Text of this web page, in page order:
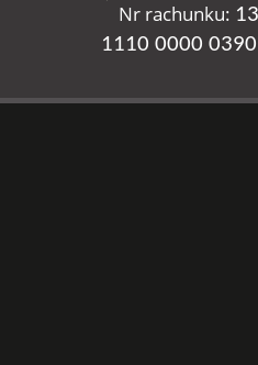
Nr rachunku:
1110 0000